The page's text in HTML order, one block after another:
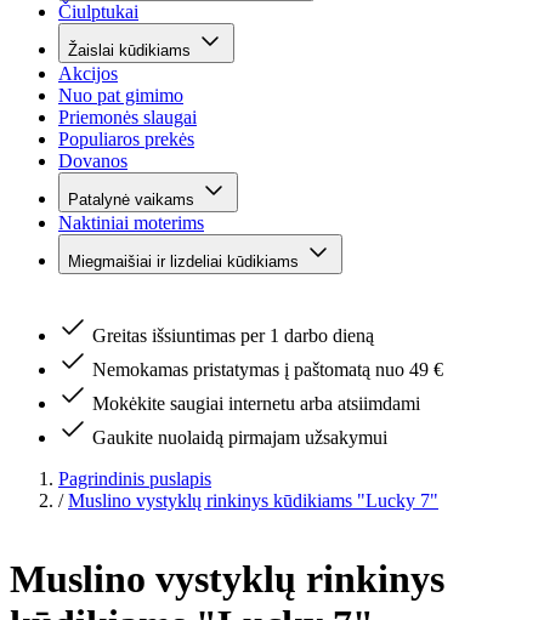
Čiulptukai
Žaislai kūdikiams
Akcijos
Nuo pat gimimo
Priemonės slaugai
Populiaros prekės
Dovanos
Patalynė vaikams
Naktiniai moterims
Miegmaišiai ir lizdeliai kūdikiams
Greitas išsiuntimas per 1 darbo dieną
Nemokamas pristatymas į paštomatą nuo 49 €
Mokėkite saugiai internetu arba atsiimdami
Gaukite nuolaidą pirmajam užsakymui
Pagrindinis puslapis
/ Muslino vystyklų rinkinys kūdikiams "Lucky 7"
Muslino vystyklų rinkinys